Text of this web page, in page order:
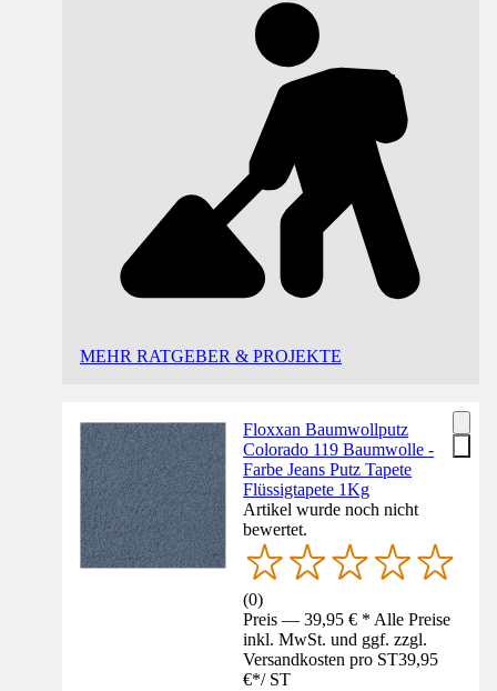
MEHR RATGEBER & PROJEKTE
Floxxan Baumwollputz
Colorado 119 Baumwolle -
Farbe Jeans Putz Tapete
Flüssigtapete 1Kg
Artikel wurde noch nicht
bewertet.
(0)
Preis — 39,95 € * Alle Preise
inkl. MwSt. und ggf. zzgl.
Versandkosten pro ST39,95
€*/ ST